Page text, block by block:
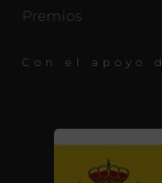
Premios
Con el apoyo